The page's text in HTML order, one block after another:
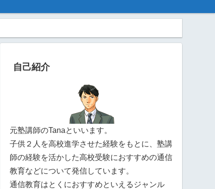
自己紹介
元塾講師のTanaといいます。
子供２人を高校進学させた経験をもとに、塾講
師の経験を活かした高校受験におすすめの通信
教育などについて発信しています。
通信教育はとくにおすすめといえるジャンル